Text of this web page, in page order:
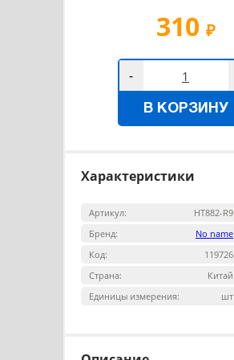
310 ₽
-
В КОРЗИНУ
Характеристики
Артикул:
HT882-R9
Бренд:
No name
Код:
119726
Страна:
Китай
Единицы измерения:
шт